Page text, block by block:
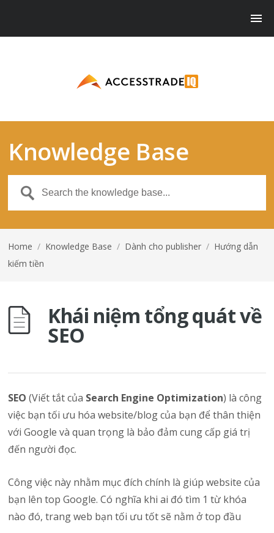
Knowledge Base
Home / Knowledge Base / Dành cho publisher / Hướng dẫn
kiếm tiền
Khái niệm tổng quát về
SEO
SEO (Viết tắt của Search Engine Optimization) là công
việc bạn tối ưu hóa website/blog của bạn để thân thiện
với Google và quan trọng là bảo đảm cung cấp giá trị
đến người đọc.
Công việc này nhằm mục đích chính là giúp website của
bạn lên top Google. Có nghĩa khi ai đó tìm 1 từ khóa
nào đó, trang web bạn tối ưu tốt sẽ nằm ở top đầu